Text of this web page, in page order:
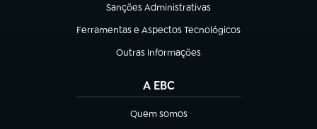
Sanções Administrativas
(abre em nova aba)
Ferramentas e Aspectos Tecnológicos
(abre em nova aba)
Outras Informações
(abre em nova aba)
A EBC
Quem somos
(abre em nova aba)